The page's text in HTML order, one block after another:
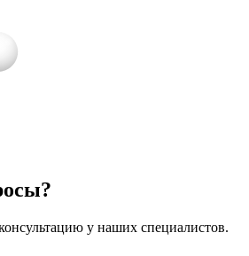
у наших специалистов.